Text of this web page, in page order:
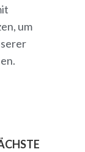
um